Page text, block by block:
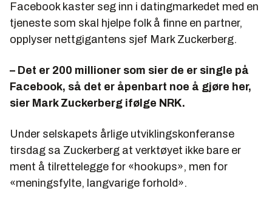
Facebook kaster seg inn i datingmarkedet med en
tjeneste som skal hjelpe folk å finne en partner,
opplyser nettgigantens sjef Mark Zuckerberg.
– Det er 200 millioner som sier de er single på
Facebook, så det er åpenbart noe å gjøre her,
sier Mark Zuckerberg ifølge NRK.
Under selskapets årlige utviklingskonferanse
tirsdag sa Zuckerberg at verktøyet ikke bare er
ment å tilrettelegge for «hookups», men for
«meningsfylte, langvarige forhold».